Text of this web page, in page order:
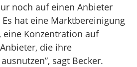
noch auf einen Anbieter
hat eine Marktbereinigung
eine Konzentration auf
die ihre
sagt Becker.